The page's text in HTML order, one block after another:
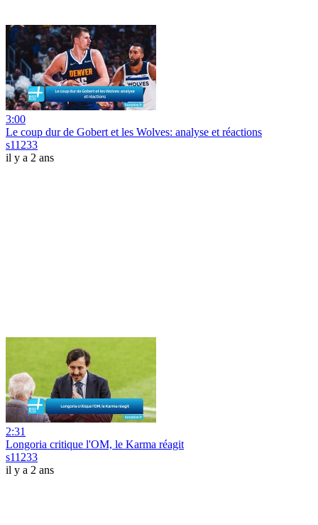
3:00
Le coup dur de Gobert et les Wolves: analyse et réactions
s11233
il y a 2 ans
2:31
Longoria critique l'OM, le Karma réagit
s11233
il y a 2 ans